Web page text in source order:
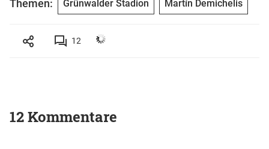
Themen: Grünwalder Stadion Martín Demichelis
12
12 Kommentare